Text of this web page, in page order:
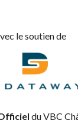
le soutien de
du VBC